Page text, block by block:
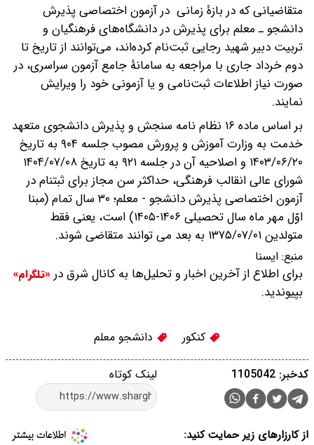
متقاضیانی که در بازۀ زمانی در آزمون اختصاصی پذیرش
دانشجو ـ معلم برای پذیرش در دانشگاه‌های فرهنگیان و
تربیت دبیر شهید رجایی ثبت‌نام کرده‌اند، می‌توانند از تاریخ تا
دوم خرداد جاری با مراجعه به سامانۀ جامع آزمون سراسری، در
صورت نیاز اطلاعات ثبت‌نامی و یا آزمونی خود را ویرایش
نمایند.
بر اساس ماده ۱۶ نظام نامه سنجش و پذیرش دانشجوی متعهد
خدمت به وزارت آموزش و پرورش مصوب جلسه ۹۰۴ به تاریخ
۱۴۰۳/۰۶/۲۰ و اصلاحیه آن در جلسه ۹۲۱ به تاریخ ۱۴۰۴/۰۷/۰۸
شورای عالی انقالب فرهنگی، حداکثر سن مجاز برای ثبتنام در
آزمون اختصاصی پذیرش دانشجو - معلم؛ ۳۰ سال تمام (مبنا
اوّل مهر ماه سال تحصیلی ۱۴۰۶-۱۴۰۵) است، یعنی فقط
متولدین ۱۳۷۵/۰۷/۰۱ به بعد می توانند متقاضی شوند.
منبع: ايسنا
برای اطلاع از آخرین اخبار و تحلیل‌ها به کانال شرق در «تلگرام»
بپیوندید.
کنکور دانشجو معلم
لینک کوتاه کدخبر: 1105042
از کارزارهای زیر حمایت کنید: